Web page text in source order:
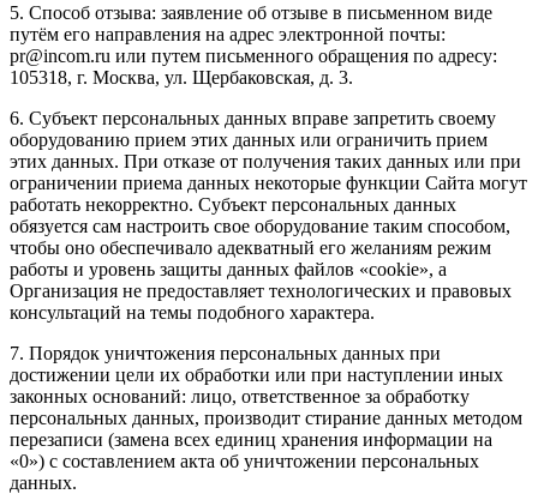
5. Способ отзыва: заявление об отзыве в письменном виде
путём его направления на адрес электронной почты:
pr@incom.ru или путем письменного обращения по адресу:
105318, г. Москва, ул. Щербаковская, д. 3.
6. Субъект персональных данных вправе запретить своему
оборудованию прием этих данных или ограничить прием
этих данных. При отказе от получения таких данных или при
ограничении приема данных некоторые функции Сайта могут
работать некорректно. Субъект персональных данных
обязуется сам настроить свое оборудование таким способом,
чтобы оно обеспечивало адекватный его желаниям режим
работы и уровень защиты данных файлов «cookie», а
Организация не предоставляет технологических и правовых
консультаций на темы подобного характера.
7. Порядок уничтожения персональных данных при
достижении цели их обработки или при наступлении иных
законных оснований: лицо, ответственное за обработку
персональных данных, производит стирание данных методом
перезаписи (замена всех единиц хранения информации на
«0») с составлением акта об уничтожении персональных
данных.